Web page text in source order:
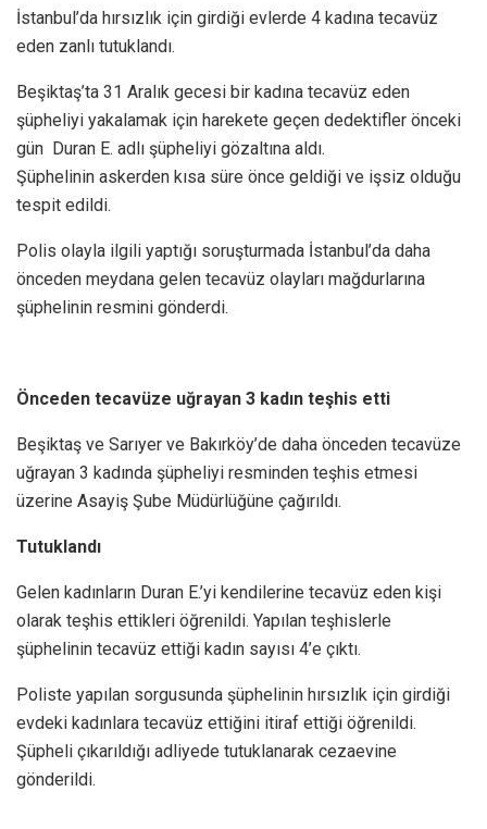
İstanbul’da hırsızlık için girdiği evlerde 4 kadına tecavüz
eden zanlı tutuklandı.
Beşiktaş’ta 31 Aralık gecesi bir kadına tecavüz eden
şüpheliyi yakalamak için harekete geçen dedektifler önceki
gün Duran E. adlı şüpheliyi gözaltına aldı.
Şüphelinin askerden kısa süre önce geldiği ve işsiz olduğu
tespit edildi.
Polis olayla ilgili yaptığı soruşturmada İstanbul’da daha
önceden meydana gelen tecavüz olayları mağdurlarına
şüphelinin resmini gönderdi.
Önceden tecavüze uğrayan 3 kadın teşhis etti
Beşiktaş ve Sarıyer ve Bakırköy’de daha önceden tecavüze
uğrayan 3 kadında şüpheliyi resminden teşhis etmesi
üzerine Asayiş Şube Müdürlüğüne çağırıldı.
Tutuklandı
Gelen kadınların Duran E.’yi kendilerine tecavüz eden kişi
olarak teşhis ettikleri öğrenildi. Yapılan teşhislerle
şüphelinin tecavüz ettiği kadın sayısı 4’e çıktı.
Poliste yapılan sorgusunda şüphelinin hırsızlık için girdiği
evdeki kadınlara tecavüz ettiğini itiraf ettiği öğrenildi.
Şüpheli çıkarıldığı adliyede tutuklanarak cezaevine
gönderildi.